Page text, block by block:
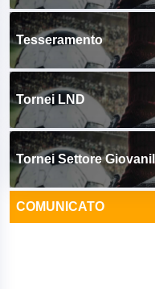
Tesseramento
Tornei LND
Tornei Settore
COMUNICATO